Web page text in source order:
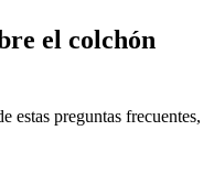
el colchón
estas preguntas frecuentes,